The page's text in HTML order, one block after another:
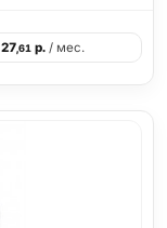
27,61 р. / мес.